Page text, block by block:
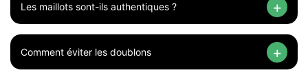
Les maillots sont-ils authentiques ?
Comment éviter les doublons